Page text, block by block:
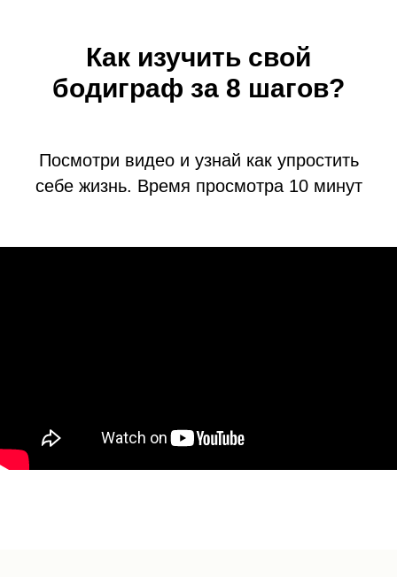
Как изучить свой
бодиграф за 8 шагов?
Посмотри видео и узнай как упростить
себе жизнь. Время просмотра 10 минут